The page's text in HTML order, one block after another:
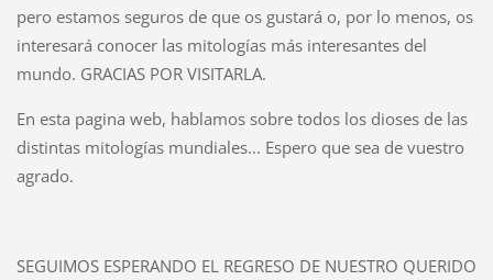
pero estamos seguros de que os gustará o, por lo menos, os
interesará conocer las mitologías más interesantes del
mundo. GRACIAS POR VISITARLA.
En esta pagina web, hablamos sobre todos los dioses de las
distintas mitologías mundiales... Espero que sea de vuestro
agrado.
SEGUIMOS ESPERANDO EL REGRESO DE NUESTRO QUERIDO